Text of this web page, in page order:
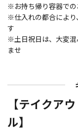
※お持ち帰り容器で
※仕入れの都合により
す
※土日祝日は、大変混
ませ
【テイクア
ル】